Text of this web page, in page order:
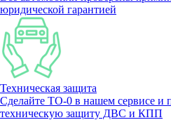
юридической гарантией
Техническая защита
Сделайте ТО-0 в нашем сервисе и
техническую защиту ДВС и КПП